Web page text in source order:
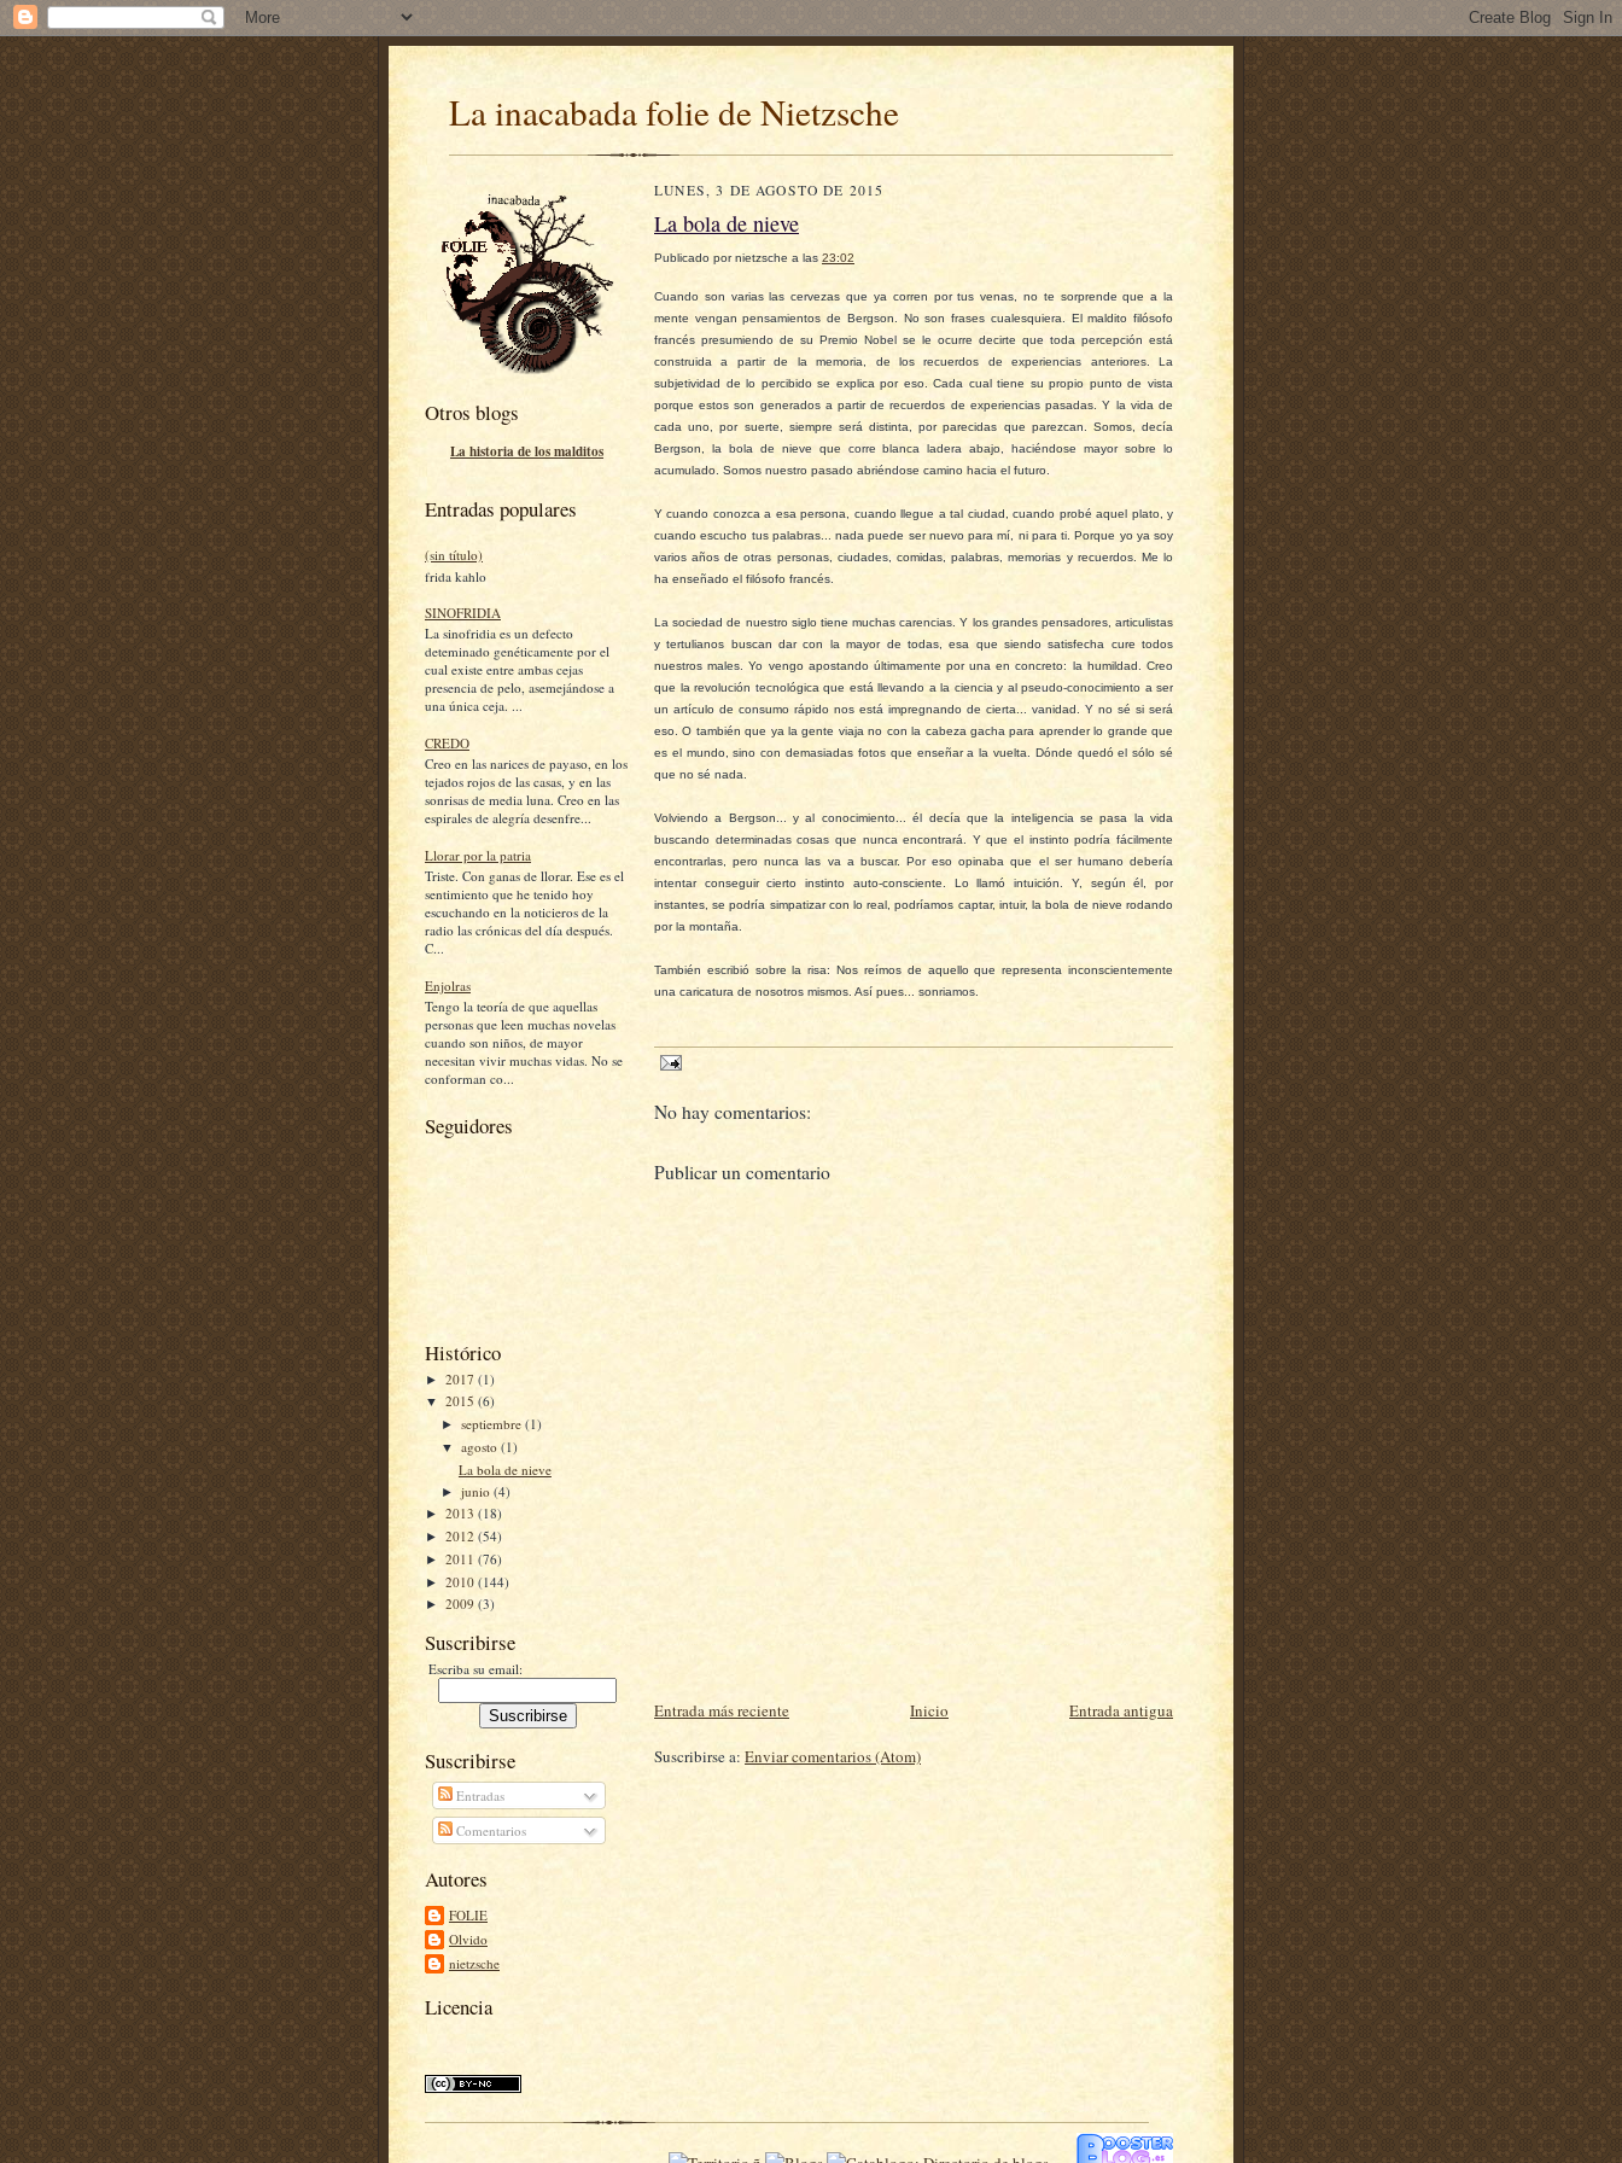
La inacabada folie de Nietzsche
Otros blogs
La historia de los malditos
Entradas populares
(sin título)
frida kahlo
SINOFRIDIA
La sinofridia es un defecto
deteminado genéticamente por el
cual existe entre ambas cejas
presencia de pelo, asemejándose a
una única ceja. ...
CREDO
Creo en las narices de payaso, en los
tejados rojos de las casas, y en las
sonrisas de media luna. Creo en las
espirales de alegría desenfre...
Llorar por la patria
Triste. Con ganas de llorar. Ese es el
sentimiento que he tenido hoy
escuchando en la noticieros de la
radio las crónicas del día después.
C...
Enjolras
Tengo la teoría de que aquellas
personas que leen muchas novelas
cuando son niños, de mayor
necesitan vivir muchas vidas. No se
conforman co...
Seguidores
Histórico
► 2017 (1)
▼ 2015 (6)
►septiembre(1)
▼agosto(1)
La bola de nieve
►junio(4)
► 2013 (18)
► 2012 (54)
► 2011 (76)
► 2010 (144)
► 2009 (3)
Suscribirse
Escriba su email:
Suscribirse
Entradas
Comentarios
Autores
FOLIE
Olvido
nietzsche
Licencia
LUNES, 3 DE AGOSTO DE 2015
La bola de nieve
Publicado pornietzsche a las 23:02
Cuando son varias las cervezas que ya corren por tus venas, no te sorprende que a la
mente vengan pensamientos de Bergson. No son frases cualesquiera. El maldito filósofo
francés presumiendo de su Premio Nobel se le ocurre decirte que toda percepción está
construida a partir de la memoria, de los recuerdos de experiencias anteriores. La
subjetividad de lo percibido se explica por eso. Cada cual tiene su propio punto de vista
porque estos son generados a partir de recuerdos de experiencias pasadas. Y la vida de
cada uno, por suerte, siempre será distinta, por parecidas que parezcan. Somos, decía
Bergson, la bola de nieve que corre blanca ladera abajo, haciéndose mayor sobre lo
acumulado. Somos nuestro pasado abriéndose camino hacia el futuro.
Y cuando conozca a esa persona, cuando llegue a tal ciudad, cuando probé aquel plato, y
cuando escucho tus palabras... nada puede ser nuevo para mí, ni para ti. Porque yo ya soy
varios años de otras personas, ciudades, comidas, palabras, memorias y recuerdos. Me lo
ha enseñado el filósofo francés.
La sociedad de nuestro siglo tiene muchas carencias. Y los grandes pensadores, articulistas
y tertulianos buscan dar con la mayor de todas, esa que siendo satisfecha cure todos
nuestros males. Yo vengo apostando últimamente por una en concreto: la humildad. Creo
que la revolución tecnológica que está llevando a la ciencia y al pseudo-conocimiento a ser
un artículo de consumo rápido nos está impregnando de cierta... vanidad. Y no sé si será
eso. O también que ya la gente viaja no con la cabeza gacha para aprender lo grande que
es el mundo, sino con demasiadas fotos que enseñar a la vuelta. Dónde quedó el sólo sé
que no sé nada.
Volviendo a Bergson... y al conocimiento... él decía que la inteligencia se pasa la vida
buscando determinadas cosas que nunca encontrará. Y que el instinto podría fácilmente
encontrarlas, pero nunca las va a buscar. Por eso opinaba que el ser humano debería
intentar conseguir cierto instinto auto-consciente. Lo llamó intuición. Y, según él, por
instantes, se podría simpatizar con lo real, podríamos captar, intuir, la bola de nieve rodando
por la montaña.
También escribió sobre la risa: Nos reímos de aquello que representa inconscientemente
una caricatura de nosotros mismos. Así pues... sonriamos.
No hay comentarios:
Publicar un comentario
Entrada más reciente Entrada antigua
Inicio
Suscribirse a: Enviar comentarios (Atom)